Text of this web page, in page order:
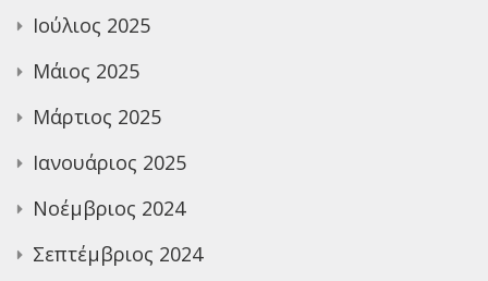
Ιούλιος 2025
Μάιος 2025
Μάρτιος 2025
Ιανουάριος 2025
Νοέμβριος 2024
Σεπτέμβριος 2024